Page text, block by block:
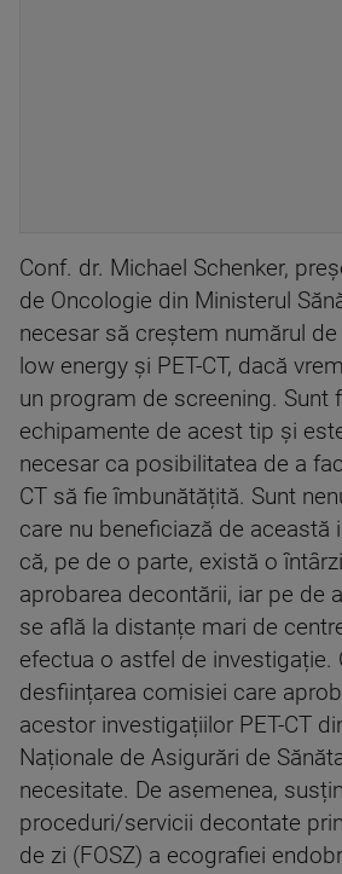
Conf. dr. Michael Schenker,
de Oncologie din Ministerul
necesar să creștem numărul
low energy și PET-CT, dacă
un program de screening. Sunt
echipamente de acest tip și
necesar ca posibilitatea de a
CT să fie îmbunătățită. Sunt
care nu beneficiază de această
că, pe de o parte, există o
aprobarea decontării, iar pe de
se află la distanțe mari de
efectua o astfel de investigație.
desființarea comisiei care
acestor investigațiilor PET-CT
Naționale de Asigurări de
necesitate. De asemenea,
proceduri/servicii decontate
de zi (FOSZ) a ecografiei